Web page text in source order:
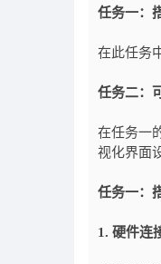
任务一：
在此任务
任务二：
在任务一
视化界面
任务一：
1. 硬件连